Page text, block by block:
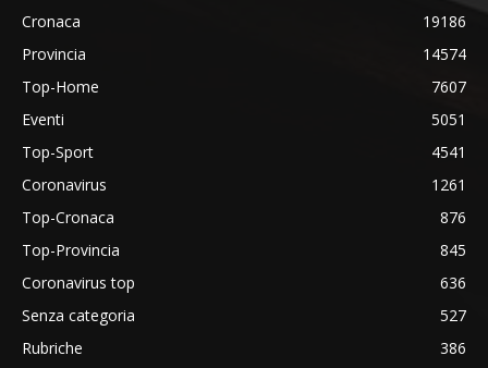
Cronaca
19186
Provincia
14574
Top-Home
7607
Eventi
5051
Top-Sport
4541
Coronavirus
1261
Top-Cronaca
876
Top-Provincia
845
Coronavirus top
636
Senza categoria
527
Rubriche
386